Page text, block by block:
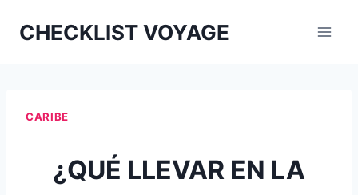
CHECKLIST VOYAGE
CARIBE
¿QUÉ LLEVAR EN LA